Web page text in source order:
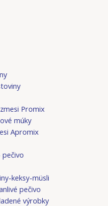
Promix
múky
Apromix
pečivo
keksy-müsli
pečivo
výrobky